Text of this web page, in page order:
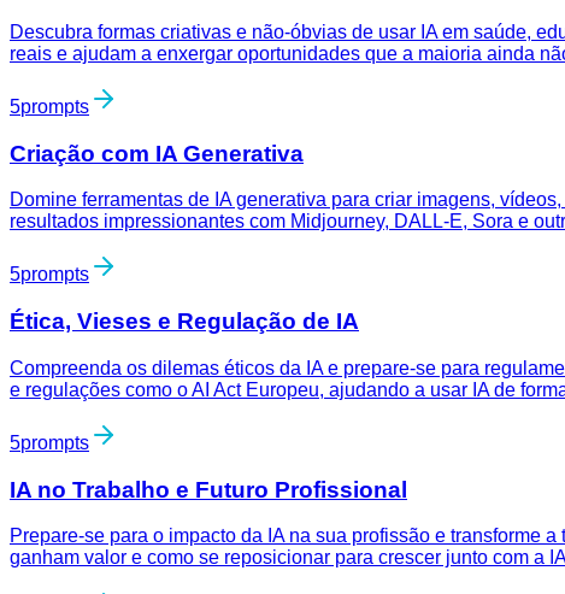
Descubra formas criativas e não-óbvias de usar IA em saúde,
reais e ajudam a enxergar oportunidades que a maioria ainda
5prompts
Criação com IA Generativa
Domine ferramentas de IA generativa para criar imagens,
resultados impressionantes com Midjourney, DALL-E, Sora e
5prompts
Ética, Vieses e Regulação de IA
Compreenda os dilemas éticos da IA e prepare-se para
e regulações como o AI Act Europeu, ajudando a usar IA de
5prompts
IA no Trabalho e Futuro Profissional
Prepare-se para o impacto da IA na sua profissão e transforme
ganham valor e como se reposicionar para crescer junto com a